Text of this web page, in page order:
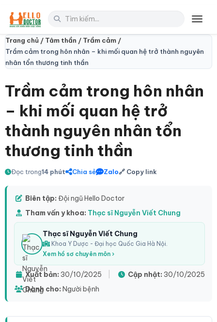
Trang chủ / Tâm thần / Trầm cảm /
Trầm cảm trong hôn nhân – khi mối quan hệ trở thành nguyên
nhân tổn thương tinh thần
Trầm cảm trong hôn nhân
– khi mối quan hệ trở
thành nguyên nhân tổn
thương tinh thần
Đọc trong14 phút Chia sẻ Zalo🔗 Copy link
Biên tập: Đội ngũ Hello Doctor
Tham vấn y khoa: Thạc sĩ Nguyễn Viết Chung
Thạc sĩ Nguyễn Viết Chung
Khoa Y Dược - Đại học Quốc Gia Hà Nội.
Xem hồ sơ chuyên môn ›
Xuất bản: 30/10/2025 Cập nhật: 30/10/2025
Dành cho: Người bệnh